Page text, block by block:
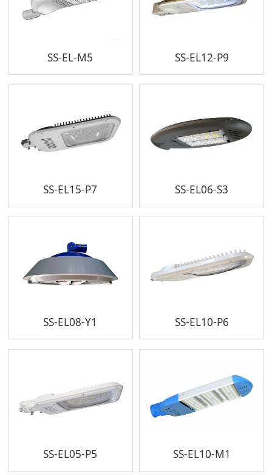
SS-EL-M5 SS-EL12-P9
SS-EL15-P7 SS-EL06-S3
SS-EL08-Y1 SS-EL10-P6
SS-EL05-P5 SS-EL10-M1